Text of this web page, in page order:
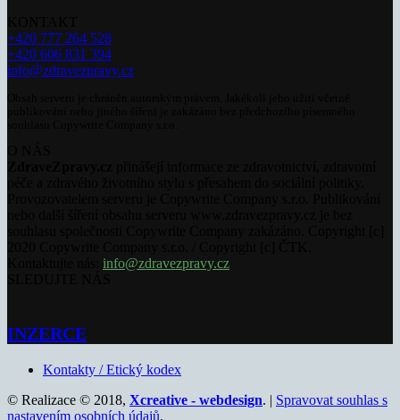
+420 777 264 528
+420 606 831 394
info@zdravezpravy.cz
info@zdravezpravy.cz
INZERCE
Kontakty / Etický kodex
© Realizace © 2018, Xcreative - webdesign. | Spravovat souhlas s
nastavením osobních údajů.